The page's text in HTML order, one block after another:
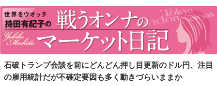
石破トランプ会談を前にどんどん押し目更新のドル円、 注目
の雇用統計だが不確定要因も多く動きづらいままか